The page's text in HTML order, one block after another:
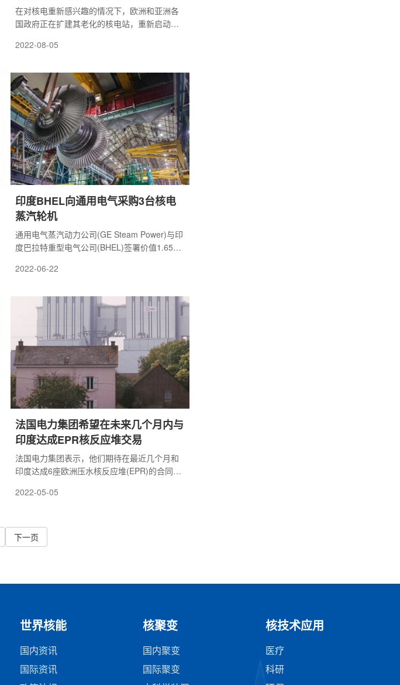
在对核电重新感兴趣的情况下，欧洲和亚洲各
国政府正在扩建其老化的核电站，重新启动反
置的项目计划。
2022-08-05
印度BHEL向通用电气采购3台核电
蒸汽轮机
通用电气蒸汽动力公司(GE Steam Power)与印
度巴拉特重型电气公司(BHEL)签署价值1.65亿
2022-06-22
法国电力集团希望在未来几个月内与
印度达成EPR核反应堆交易
法国电力集团表示，他们期待在最近几个月和
印度达成6座欧洲压水核反应堆(EPR)的合同，
2022-05-05
下一页
世界核能
国内资讯
国际资讯
核聚变
国内聚变
国际聚变
核技术应用
医疗
科研